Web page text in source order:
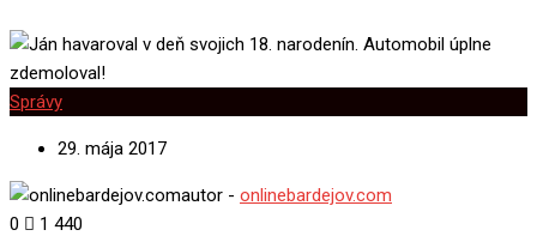
Správy
29. mája 2017
autor - onlinebardejov.com
0
1 440